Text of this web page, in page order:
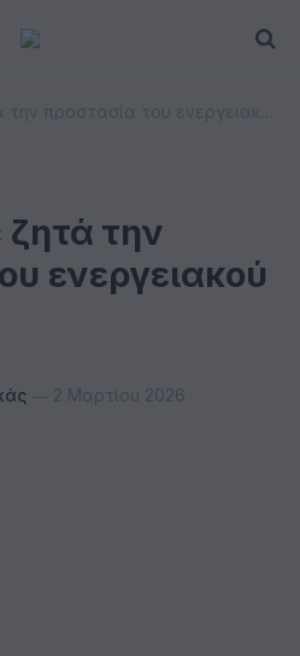
την
ενεργειακού
2 Μαρτίου 2026